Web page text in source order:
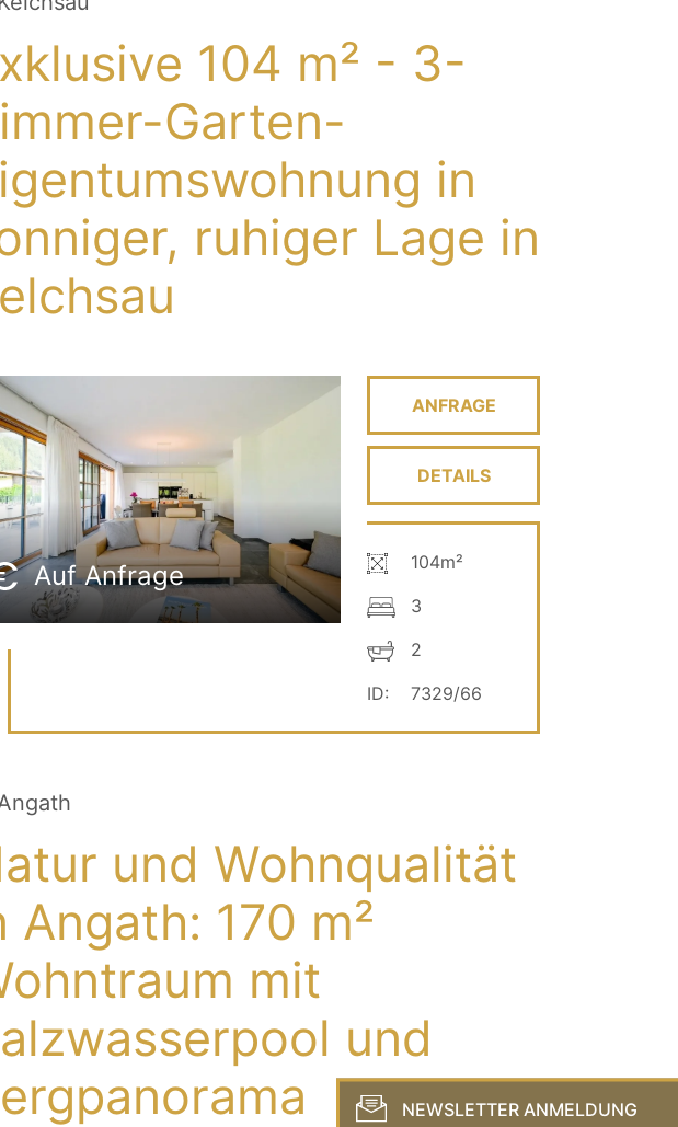
104 m² - 3-
Garten-
in
ruhiger Lage in
Auf Anfrage
ANFRAGE
DETAILS
104m²
3
2
ID:
7329/66
und Wohnqualität
Angath: 170 m²
mit
und
NEWSLETTER ANMELDUNG